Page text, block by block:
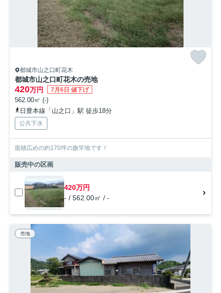
都城市山之口町花木
都城市山之口町花木の売地
420万円 7月6日 値下げ
562.00㎡ (-)
日豊本線「山之口」駅 徒歩18分
公共下水
面積広めの約170坪の旗竿地です！
販売中の区画
420万円
- / 562.00㎡ / -
売地